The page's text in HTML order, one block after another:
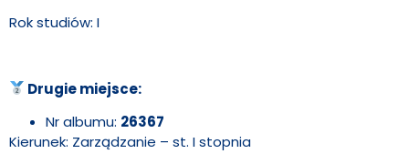
Rok studiów: I
Drugie miejsce:
Nr albumu: 26367
Kierunek: Zarządzanie – st. I stopnia